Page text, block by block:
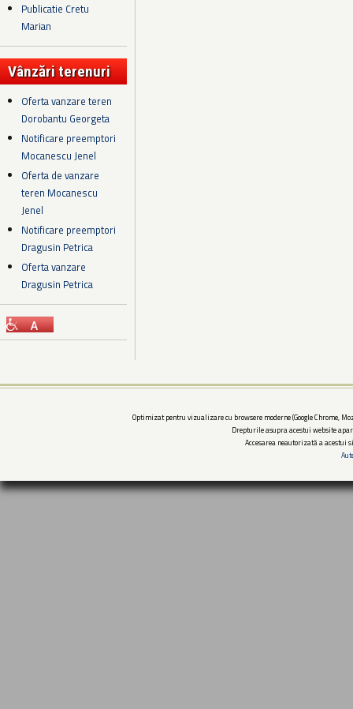
Publicatie Cretu
Marian
Vânzări terenuri
Oferta vanzare teren
Dorobantu Georgeta
Notificare preemptori
Mocanescu Jenel
Oferta de vanzare
teren Mocanescu
Jenel
Notificare preemptori
Dragusin Petrica
Oferta vanzare
Dragusin Petrica
Optimizat pentru vizualizare cu browsere moderne (Google Chrome,
Drepturile asupra acestui website
Accesarea neautorizată a acestui